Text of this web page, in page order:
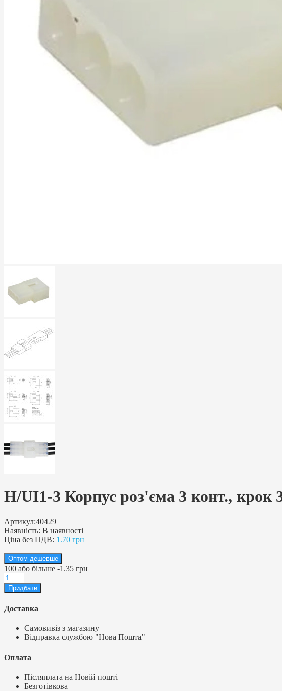
H/UI1-3 Корпус роз'єма 3 конт., крок
Артикул:40429
Наявність: В наявності
Ціна без ПДВ: 1.70 грн
Оптом дешевше
100 або більше -1.35 грн
Доставка
Самовивіз з магазину
Відправка службою "Нова Пошта"
Оплата
Післяплата на Новій пошті
Безготівкова